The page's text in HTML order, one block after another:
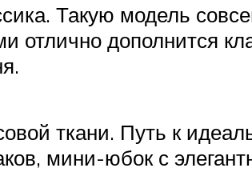
Такую модель
отлично дополнится
ткани. Путь к
мини-юбок с